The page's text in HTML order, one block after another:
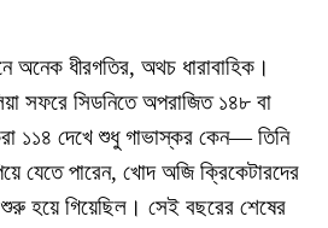
অনেক ধীরগতির, অথচ ধারাবাহিক।
সফরে সিডনিতে অপরাজিত ১৪৮ বা
১১৪ দেখে শুধু গাভাস্কর কেন— তিনি
যেতে পারেন, খোদ অজি ক্রিকেটারদের
হয়ে গিয়েছিল। সেই বছরের শেষের